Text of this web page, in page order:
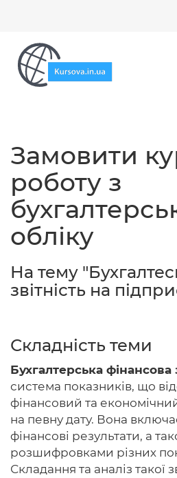
Замовити
роботу з
обліку
На тему
звітність на
Складність теми
Бухгалтерська фінансова
система показників, що
фінансовий та
на певну дату. Вона
фінансові результати, а
розшифровками різних
Складання та аналіз такої
Гарантії
Відгуки
Контакти
097 802
Головна
Авторам
Вхiд